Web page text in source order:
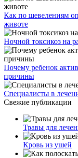
Как по шевелениям
животе
Ночной токсикоз на
Почему ребенок
причины
Специалисты в
Свежие публикации
Травы для
Кровь из ушей